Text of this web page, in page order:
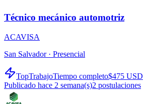
Técnico mecánico automotriz
ACAVISA
San Salvador · Presencial
TopTrabajoTiempo completo$475 USD
Publicado hace 2 semana(s)2 postulaciones